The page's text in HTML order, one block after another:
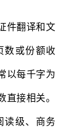
件翻译和文
数或份额收
以每千字为
接相关。
读级、商务